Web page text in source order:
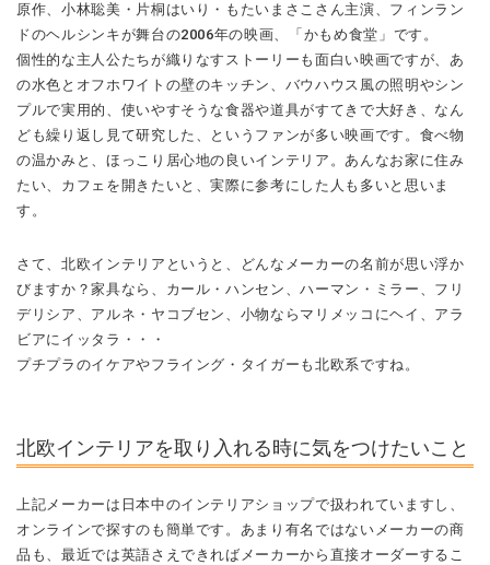
原作、小林聡美・片桐はいり・もたいまさこさん主演、フィンラン
ドのヘルシンキが舞台の2006年の映画、「かもめ食堂」です。
個性的な主人公たちが織りなすストーリーも面白い映画ですが、あ
の水色とオフホワイトの壁のキッチン、バウハウス風の照明やシン
プルで実用的、使いやすそうな食器や道具がすてきで大好き、なん
ども繰り返し見て研究した、というファンが多い映画です。食べ物
の温かみと、ほっこり居心地の良いインテリア。あんなお家に住み
たい、カフェを開きたいと、実際に参考にした人も多いと思いま
す。
さて、北欧インテリアというと、どんなメーカーの名前が思い浮か
びますか？家具なら、カール・ハンセン、ハーマン・ミラー、フリ
デリシア、アルネ・ヤコブセン、小物ならマリメッコにヘイ、アラ
ビアにイッタラ・・・
プチプラのイケアやフライング・タイガーも北欧系ですね。
北欧インテリアを取り入れる時に気をつけたいこと
上記メーカーは日本中のインテリアショップで扱われていますし、
オンラインで探すのも簡単です。あまり有名ではないメーカーの商
品も、最近では英語さえできればメーカーから直接オーダーするこ